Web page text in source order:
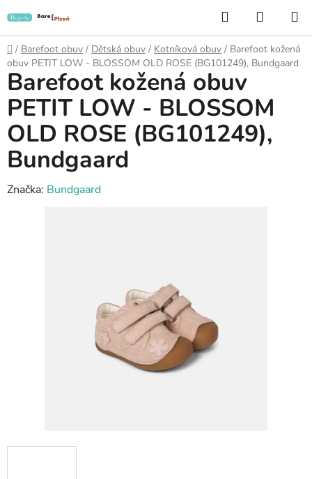
na
obsah
Hledat
KOŠÍK
Domů
/ Barefoot obuv / Dětská obuv / Kotníková obuv / Barefoot kožená
obuv PETIT LOW - BLOSSOM OLD ROSE (BG101249), Bundgaard
Barefoot kožená obuv
PETIT LOW - BLOSSOM
OLD ROSE (BG101249),
Bundgaard
Značka: Bundgaard